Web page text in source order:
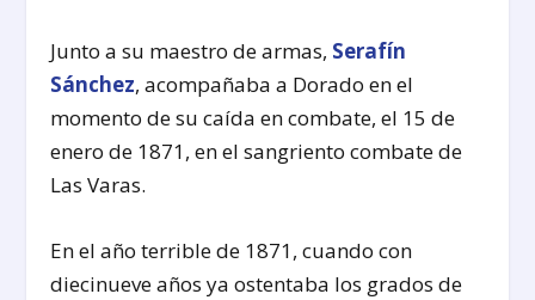
Junto a su maestro de armas, Serafín
Sánchez, acompañaba a Dorado en el
momento de su caída en combate, el 15 de
enero de 1871, en el sangriento combate de
Las Varas.
En el año terrible de 1871, cuando con
diecinueve años ya ostentaba los grados de